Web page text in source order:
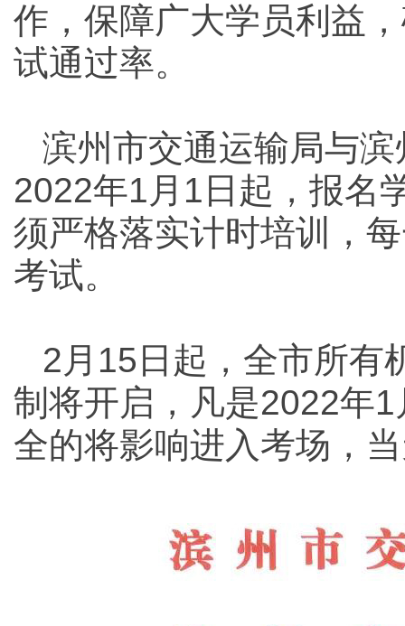
作，保障广大学员利益
试通过率。
滨州市交通运输局与
2022年1月1日起，报名
须严格落实计时培训，
考试。
2月15日起，全市所有
制将开启，凡是2022年
全的将影响进入考场，